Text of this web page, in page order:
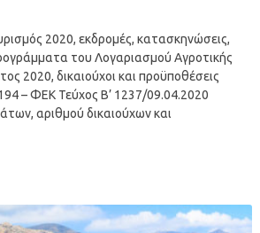
2020, εκδρομές, κατασκηνώσεις,
του Λογαριασμού Αγροτικής
2020, δικαιούχοι και προϋποθέσεις
– ΦΕΚ Τεύχος B’ 1237/09.04.2020
αριθμού δικαιούχων και